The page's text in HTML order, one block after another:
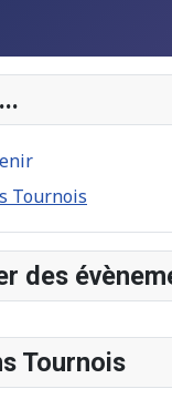
Tournois
des
Tournois